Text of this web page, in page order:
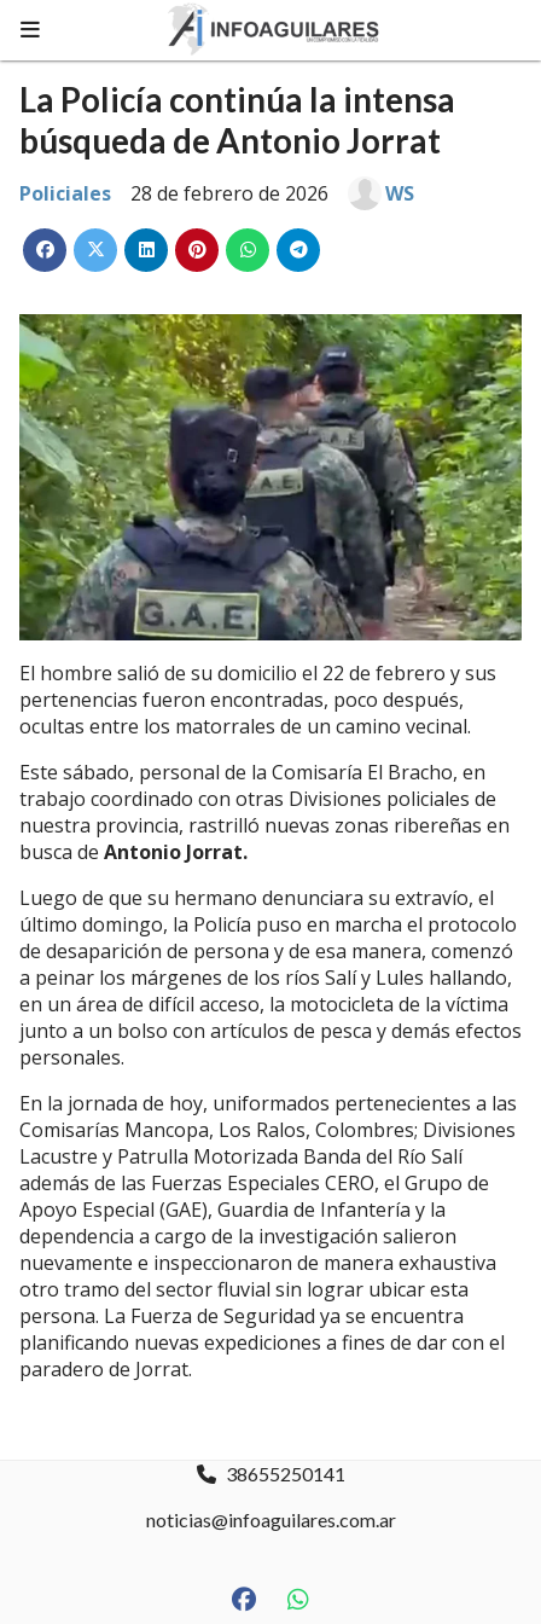
La Policía continúa la intensa
búsqueda de Antonio Jorrat
Policiales 28 de febrero de 2026 WS
El hombre salió de su domicilio el 22 de febrero y sus
pertenencias fueron encontradas, poco después,
ocultas entre los matorrales de un camino vecinal.
Este sábado, personal de la Comisaría El Bracho, en
trabajo coordinado con otras Divisiones policiales de
nuestra provincia, rastrilló nuevas zonas ribereñas en
busca de Antonio Jorrat.
Luego de que su hermano denunciara su extravío, el
último domingo, la Policía puso en marcha el protocolo
de desaparición de persona y de esa manera, comenzó
a peinar los márgenes de los ríos Salí y Lules hallando,
en un área de difícil acceso, la motocicleta de la víctima
junto a un bolso con artículos de pesca y demás efectos
personales.
En la jornada de hoy, uniformados pertenecientes a las
Comisarías Mancopa, Los Ralos, Colombres; Divisiones
Lacustre y Patrulla Motorizada Banda del Río Salí
además de las Fuerzas Especiales CERO, el Grupo de
Apoyo Especial (GAE), Guardia de Infantería y la
dependencia a cargo de la investigación salieron
nuevamente e inspeccionaron de manera exhaustiva
otro tramo del sector fluvial sin lograr ubicar esta
persona. La Fuerza de Seguridad ya se encuentra
planificando nuevas expediciones a fines de dar con el
paradero de Jorrat.
38655250141
noticias@infoaguilares.com.ar